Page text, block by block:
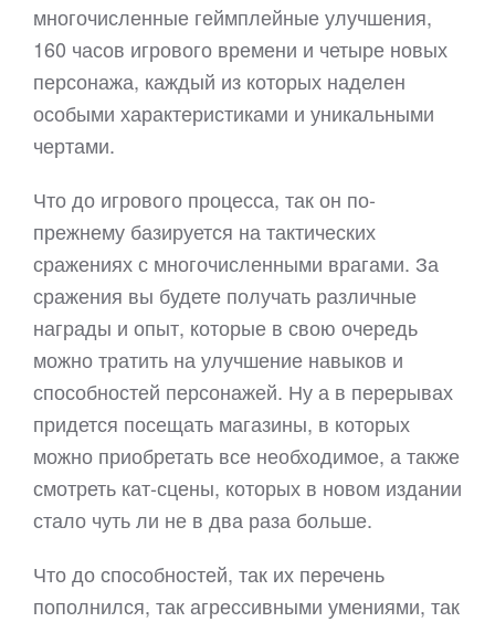
многочисленные геймплейные улучшения,
160 часов игрового времени и четыре новых
персонажа, каждый из которых наделен
особыми характеристиками и уникальными
чертами.
Что до игрового процесса, так он по-
прежнему базируется на тактических
сражениях с многочисленными врагами. За
сражения вы будете получать различные
награды и опыт, которые в свою очередь
можно тратить на улучшение навыков и
способностей персонажей. Ну а в перерывах
придется посещать магазины, в которых
можно приобретать все необходимое, а также
смотреть кат-сцены, которых в новом издании
стало чуть ли не в два раза больше.
Что до способностей, так их перечень
пополнился, так агрессивными умениями, так